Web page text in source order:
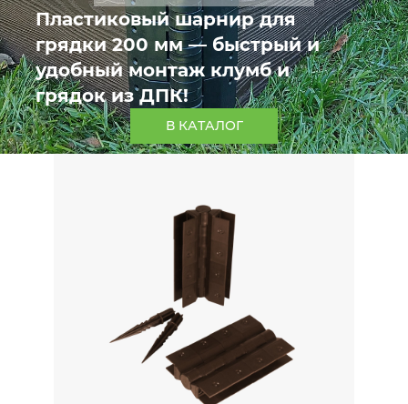
Пластиковый шарнир для
грядки 200 мм — быстрый и
удобный монтаж клумб и
грядок из ДПК!
В КАТАЛОГ